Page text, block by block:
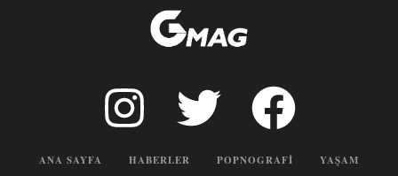
ANA SAYFA HABERLER POPNOGRAFI YAŞAM